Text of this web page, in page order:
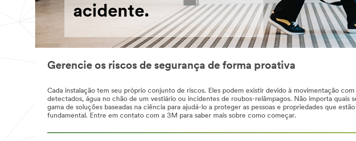
acidente.
Gerencie os riscos de segurança de forma proativa
Cada instalação tem seu próprio conjunto de riscos. Eles podem existir devido à movimentação
detectados, água no chão de um vestiário ou incidentes de roubos-relâmpagos. Não importa
gama de soluções baseadas na ciência para ajudá-lo a proteger as pessoas e propriedades que
fundamental. Entre em contato com a 3M para saber mais sobre como começar.